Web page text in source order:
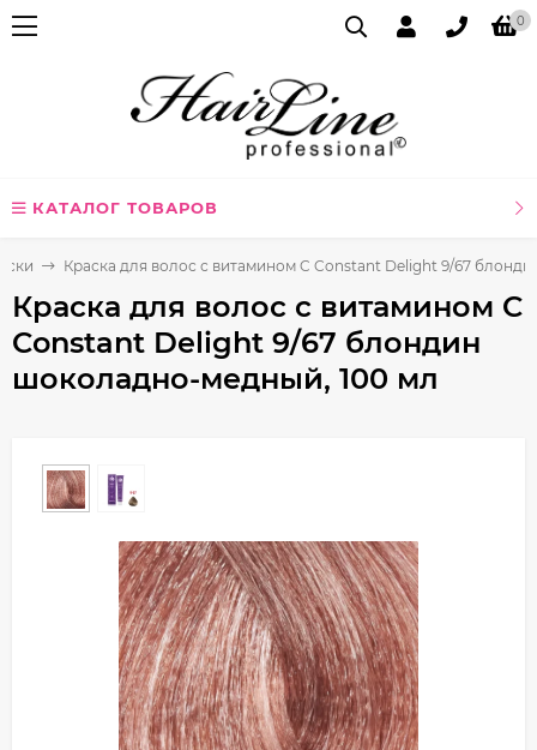
0
КАТАЛОГ ТОВАРОВ
Краска для волос с витамином C Constant Delight 9/67
Краска для волос с витамином C
Constant Delight 9/67 блондин
шоколадно-медный, 100 мл